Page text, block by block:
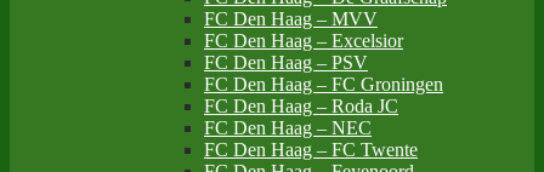
FC Den Haag – MVV
FC Den Haag – Excelsior
FC Den Haag – PSV
FC Den Haag – FC Groningen
FC Den Haag – Roda JC
FC Den Haag – NEC
FC Den Haag – FC Twente